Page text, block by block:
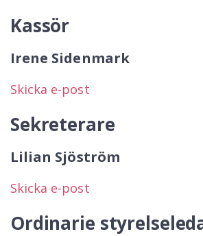
Kassör
Irene Sidenmark
Skicka e-post
Sekreterare
Lilian Sjöström
Skicka e-post
Ordinarie